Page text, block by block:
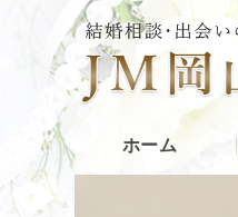
ホーム